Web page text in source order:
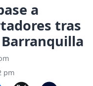
a
tras
pm